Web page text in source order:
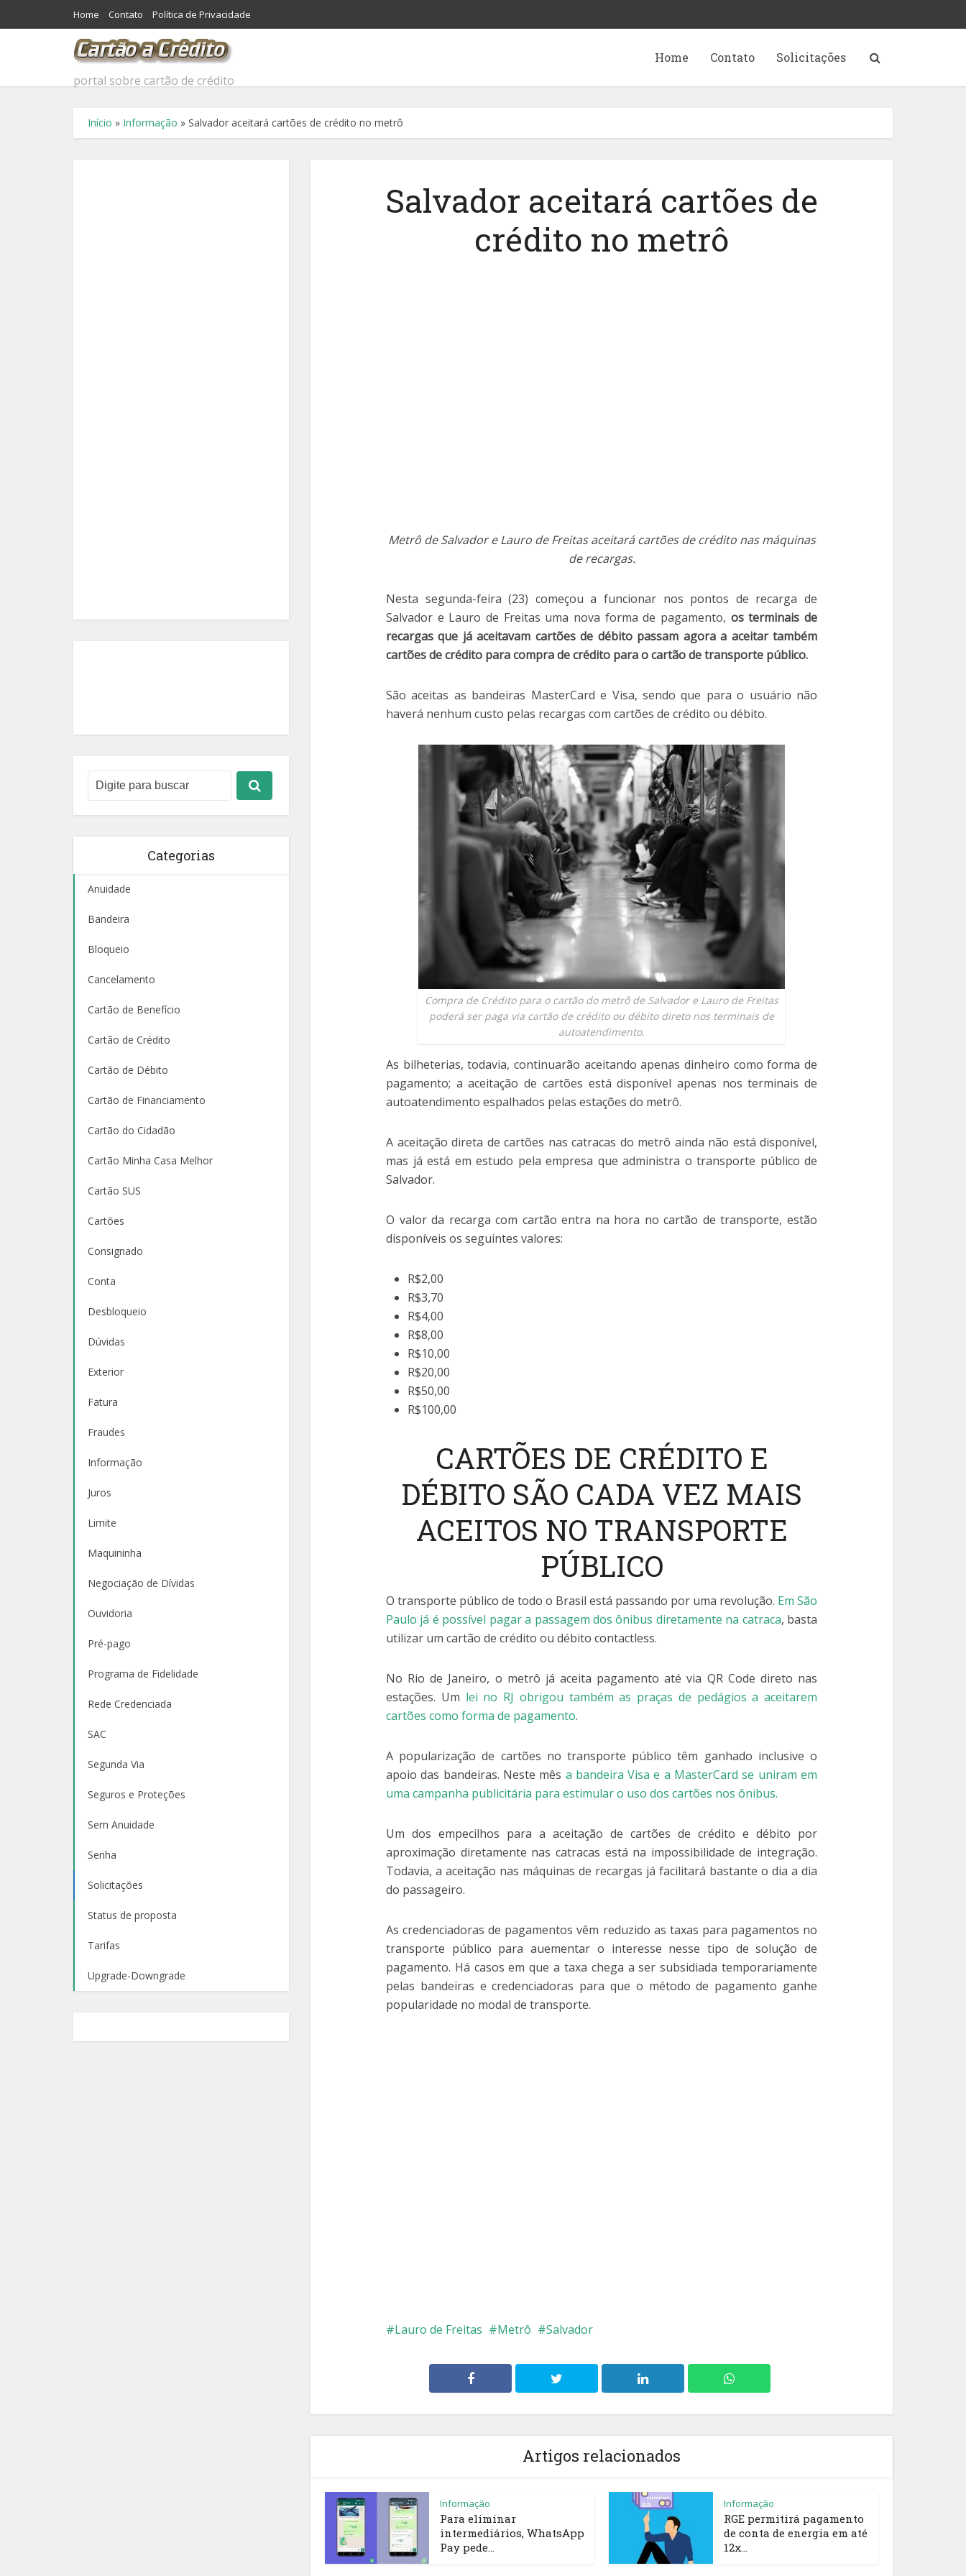
Home Contato Política de Privacidade
portal sobre cartão de crédito
Home Contato Solicitações
Início » Informação » Salvador aceitará cartões de crédito no metrô
Categorias
Anuidade
Bandeira
Bloqueio
Cancelamento
Cartão de Benefício
Cartão de Crédito
Cartão de Débito
Cartão de Financiamento
Cartão do Cidadão
Cartão Minha Casa Melhor
Cartão SUS
Cartões
Consignado
Conta
Desbloqueio
Dúvidas
Exterior
Fatura
Fraudes
Informação
Juros
Limite
Maquininha
Negociação de Dívidas
Ouvidoria
Pré-pago
Programa de Fidelidade
Rede Credenciada
SAC
Segunda Via
Seguros e Proteções
Sem Anuidade
Senha
Solicitações
Status de proposta
Tarifas
Upgrade-Downgrade
Salvador aceitará cartões de
crédito no metrô
Metrô de Salvador e Lauro de Freitas aceitará cartões de crédito nas máquinas
de recargas.
Nesta segunda-feira (23) começou a funcionar nos pontos de recarga de
Salvador e Lauro de Freitas uma nova forma de pagamento, os terminais de
recargas que já aceitavam cartões de débito passam agora a aceitar também
cartões de crédito para compra de crédito para o cartão de transporte público.
São aceitas as bandeiras MasterCard e Visa, sendo que para o usuário não
haverá nenhum custo pelas recargas com cartões de crédito ou débito.
Compra de Crédito para o cartão do metrô de Salvador e Lauro de Freitas
poderá ser paga via cartão de crédito ou débito direto nos terminais de
autoatendimento.
As bilheterias, todavia, continuarão aceitando apenas dinheiro como forma de
pagamento; a aceitação de cartões está disponível apenas nos terminais de
autoatendimento espalhados pelas estações do metrô.
A aceitação direta de cartões nas catracas do metrô ainda não está disponível,
mas já está em estudo pela empresa que administra o transporte público de
Salvador.
O valor da recarga com cartão entra na hora no cartão de transporte, estão
disponíveis os seguintes valores:
R$2,00
R$3,70
R$4,00
R$8,00
R$10,00
R$20,00
R$50,00
R$100,00
CARTÕES DE CRÉDITO E
DÉBITO SÃO CADA VEZ MAIS
ACEITOS NO TRANSPORTE
PÚBLICO
O transporte público de todo o Brasil está passando por uma revolução. Em São
Paulo já é possível pagar a passagem dos ônibus diretamente na catraca, basta
utilizar um cartão de crédito ou débito contactless.
No Rio de Janeiro, o metrô já aceita pagamento até via QR Code direto nas
estações. Um lei no RJ obrigou também as praças de pedágios a aceitarem
cartões como forma de pagamento.
A popularização de cartões no transporte público têm ganhado inclusive o
apoio das bandeiras. Neste mês a bandeira Visa e a MasterCard se uniram em
uma campanha publicitária para estimular o uso dos cartões nos ônibus.
Um dos empecilhos para a aceitação de cartões de crédito e débito por
aproximação diretamente nas catracas está na impossibilidade de integração.
Todavia, a aceitação nas máquinas de recargas já facilitará bastante o dia a dia
do passageiro.
As credenciadoras de pagamentos vêm reduzido as taxas para pagamentos no
transporte público para auementar o interesse nesse tipo de solução de
pagamento. Há casos em que a taxa chega a ser subsidiada temporariamente
pelas bandeiras e credenciadoras para que o método de pagamento ganhe
popularidade no modal de transporte.
Lauro de Freitas Metrô Salvador
Artigos relacionados
Informação
Para eliminar
intermediários, WhatsApp
Pay pede...
Informação
RGE permitirá pagamento
de conta de energia em até
12x...